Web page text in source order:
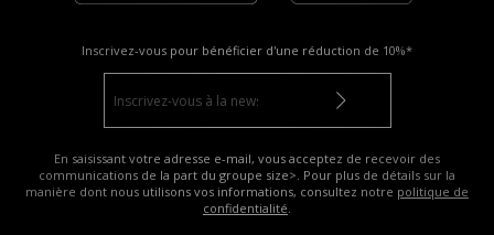
Inscrivez-vous pour bénéficier d'une réduction de 10%*
En saisissant votre adresse e-mail, vous acceptez de recevoir des
communications de la part du groupe size>. Pour plus de détails sur la
manière dont nous utilisons vos informations, consultez notre politique de
confidentialité.